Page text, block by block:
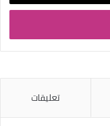
تعليقات